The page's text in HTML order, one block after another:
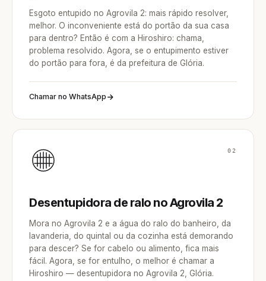
Esgoto entupido no Agrovila 2: mais rápido resolver,
melhor. O inconveniente está do portão da sua casa
para dentro? Então é com a Hiroshiro: chama,
problema resolvido. Agora, se o entupimento estiver
do portão para fora, é da prefeitura de Glória.
Chamar no WhatsApp
02
Desentupidora de ralo no Agrovila 2
Mora no Agrovila 2 e a água do ralo do banheiro, da
lavanderia, do quintal ou da cozinha está demorando
para descer? Se for cabelo ou alimento, fica mais
fácil. Agora, se for entulho, o melhor é chamar a
Hiroshiro — desentupidora no Agrovila 2, Glória.